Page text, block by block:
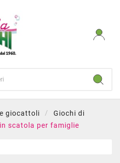
giocattoli
Giochi di
scatola per famiglie